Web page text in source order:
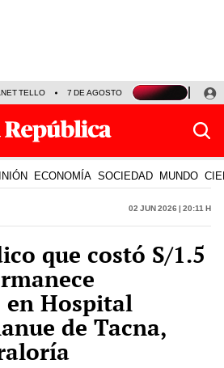
TELLO 7 DE AGOSTO TINKA RESULTADOS
ECONOMÍA SOCIEDAD MUNDO
02 Jun 2026 | 20:11 h
que costó S/1.5
Hospital
de Tacna,